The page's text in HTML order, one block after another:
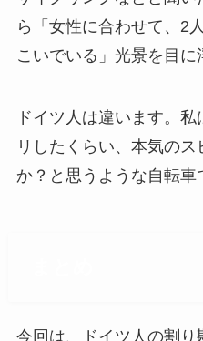
ら「女性に合わせて、2
こいでいる」光景を目に
ドイツ人は違います。
リしたくらい、本気の
か？と思うような自転車
今回は、ドイツ人の割り